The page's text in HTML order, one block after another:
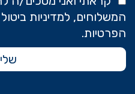
המשלוחים, למדיניות
הפרטיות.